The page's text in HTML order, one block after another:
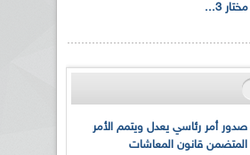
مختار 3...
صدور أمر رئاسي يعدل ويتمم الأمر
المتضمن قانون المعاشات